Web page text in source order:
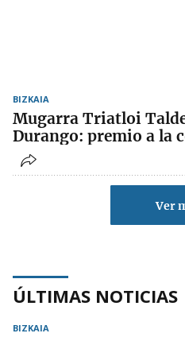
BIZKAIA
Mugarra Triatloi
Durango: premio a la
Ver
ÚLTIMAS NOTICIAS
BIZKAIA